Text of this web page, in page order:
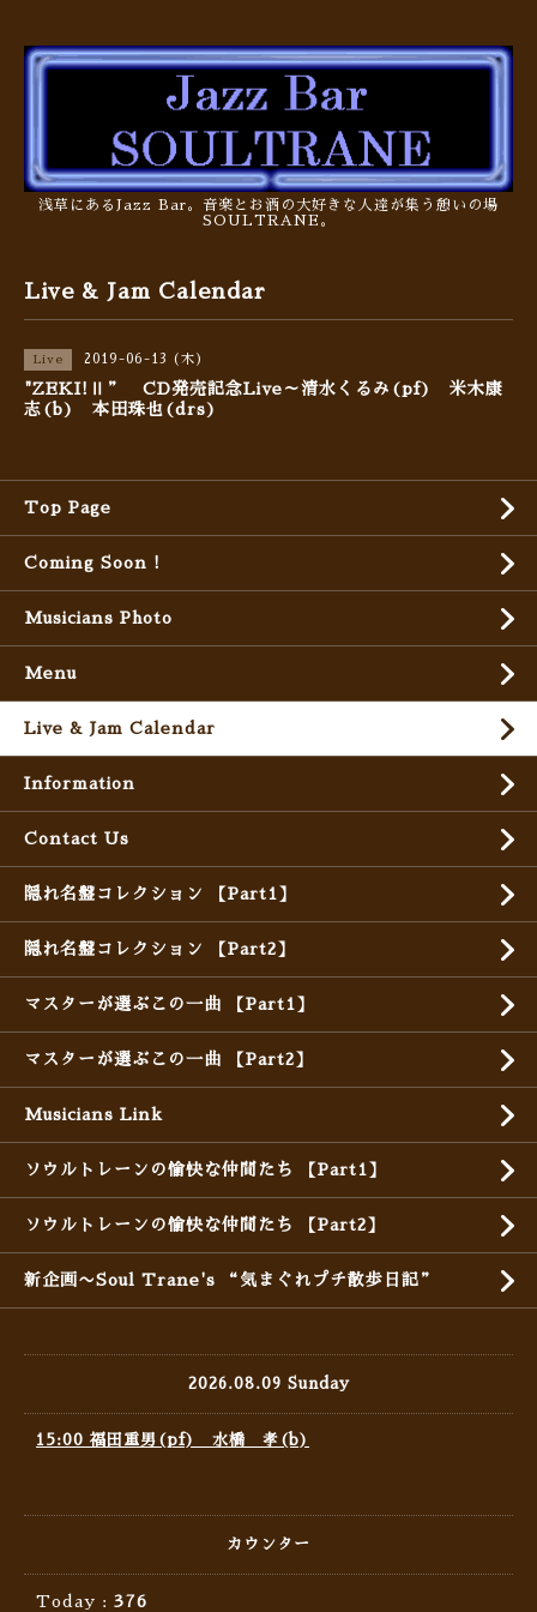
浅草にあるJazz Bar。音楽とお酒の大好きな人達が集う憩いの場
SOULTRANE。
Live & Jam Calendar
Live 2019-06-13 (木)
"ZEKI!Ⅱ” CD発売記念Live～清水くるみ(pf) 米木康
志(b) 本田珠也(drs)
Top Page
Coming Soon !
Musicians Photo
Menu
Live & Jam Calendar
Information
Contact Us
隠れ名盤コレクション 【Part1】
隠れ名盤コレクション 【Part2】
マスターが選ぶこの一曲 【Part1】
マスターが選ぶこの一曲 【Part2】
Musicians Link
ソウルトレーンの愉快な仲間たち 【Part1】
ソウルトレーンの愉快な仲間たち 【Part2】
新企画〜Soul Trane's “気まぐれプチ散歩日記”
2026.08.09 Sunday
15:00 福田重男(pf) 水橋 孝(b)
カウンター
Today : 376